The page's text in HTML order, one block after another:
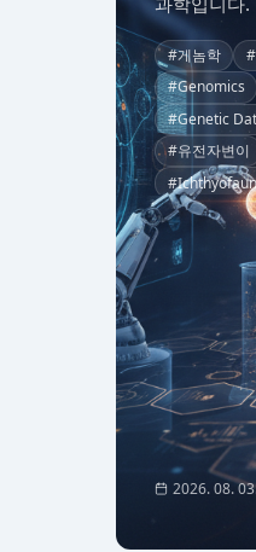
#게놈학
#Genomics
#Genetic
#유전자변이
2026. 08.